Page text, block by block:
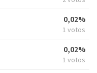
0,02%
1 votos
0,02%
1 votos